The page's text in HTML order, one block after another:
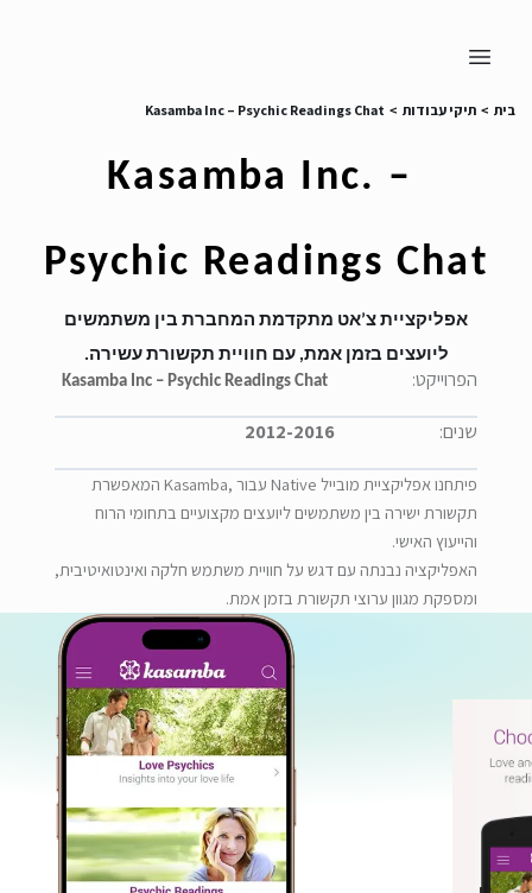
Kasamba Inc – Psychic Readings Chat > תיקי עבודות > בית
Kasamba Inc. –
Psychic Readings Chat
אפליקציית צ’אט מתקדמת המחברת בין משתמשים
ליועצים בזמן אמת, עם חוויית תקשורת עשירה.
פיתחנו אפליקציית מובייל Native עבור Kasamba, המאפשרת
תקשורת ישירה בין משתמשים ליועצים מקצועיים בתחומי הרוח
והייעוץ האישי.
האפליקציה נבנתה עם דגש על חוויית משתמש חלקה ואינטואיטיבית,
ומספקת מגוון ערוצי תקשורת בזמן אמת.
Kasamba Inc – Psychic Readings Chat הפרוייקט:
2012-2016 שנים: